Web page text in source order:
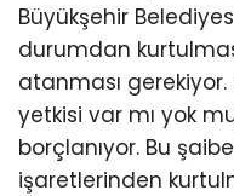
Büyükşehir
durumdan
atanması gerekiyor.
yetkisi var mı yok
borçlanıyor. Bu
işaretlerinden